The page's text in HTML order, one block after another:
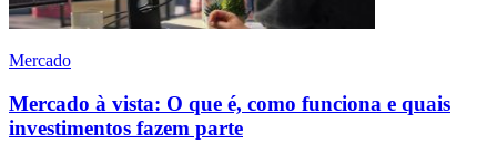
Mercado
Mercado à vista: O que é, como funciona e quais
investimentos fazem parte